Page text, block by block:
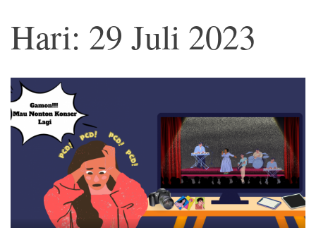
Hari: 29 Juli 2023